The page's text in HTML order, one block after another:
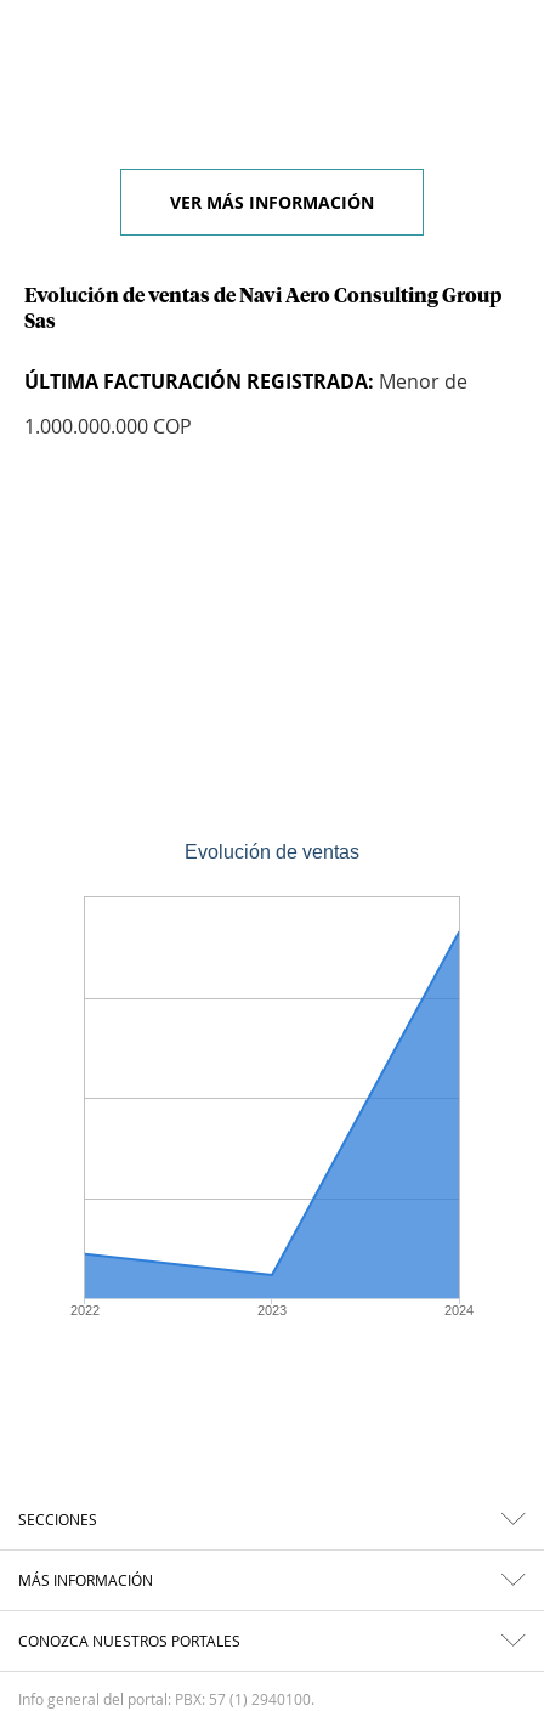
VER MÁS INFORMACIÓN
Evolución de ventas de Navi Aero Consulting Group
Sas
ÚLTIMA FACTURACIÓN REGISTRADA: Menor de
1.000.000.000 COP
Evolución de ventas
2022 2023 2024
SECCIONES
MÁS INFORMACIÓN
CONOZCA NUESTROS PORTALES
Info general del portal: PBX: 57 (1) 2940100.